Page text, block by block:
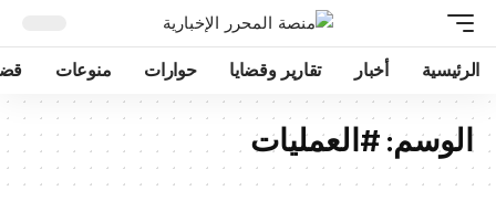
الرئيسية أخبار تقارير وقضايا حوارات منوعات
الوسم: #العمليات